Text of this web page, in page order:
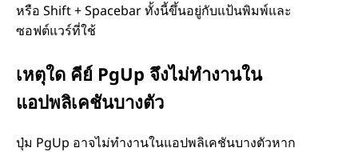
หรือ Shift + Spacebar ทั้งนี้ขึ้นอยู่กับแป้นพิมพ์และ
ซอฟต์แวร์ที่ใช้
เหตุใด คีย์ PgUp จึงไม่ทำงานใน
แอปพลิเคชันบางตัว
ปุ่ม PgUp อาจไม่ทำงานในแอปพลิเคชันบางตัวหาก